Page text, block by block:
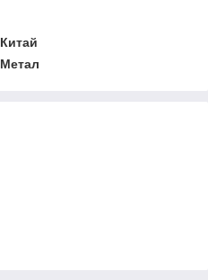
Китай
Метал